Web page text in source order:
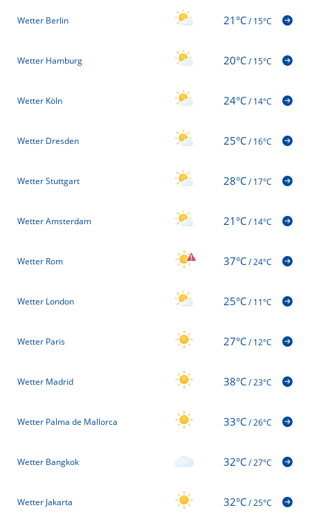
Wetter Berlin 21°C/15°C
Wetter Hamburg 20°C/15°C
Wetter Köln 24°C/14°C
Wetter Dresden 25°C/16°C
Wetter Stuttgart 28°C/17°C
Wetter Amsterdam 21°C/14°C
Wetter Rom 37°C/24°C
Wetter London 25°C/11°C
Wetter Paris 27°C/12°C
Wetter Madrid 38°C/23°C
Wetter Palma de Mallorca 33°C/26°C
Wetter Bangkok 32°C/27°C
Wetter Jakarta 32°C/25°C